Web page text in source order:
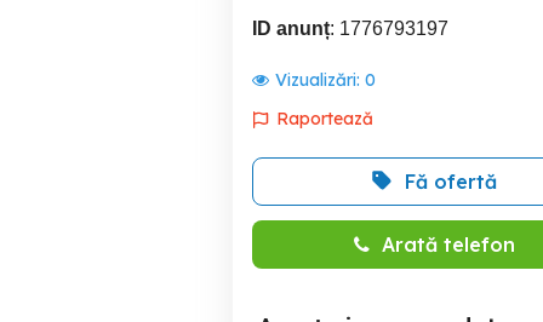
ID anunț: 1776793197
Vizualizări: 0
Raportează
Fă ofertă
Arată telefon